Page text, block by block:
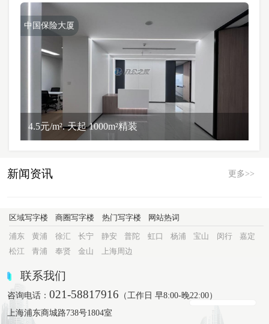
中国保险大厦
4.5元/m². 天起 1000m²精装
新闻资讯 更多>>
区域写字楼 商圈写字楼 热门写字楼 网站热词
浦东 黄浦 徐汇 长宁 静安 普陀 虹口 杨浦 宝山 闵行
嘉定
松江
青浦 奉贤 金山 上海周边
联系我们
咨询电话：021-58817916 （工作日 早8:00-晚22:00）
上海浦东商城路738号1804室